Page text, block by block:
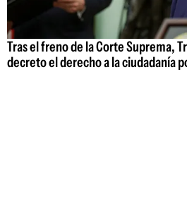
Tras el freno de la Corte Suprema,
decreto el derecho a la ciudadanía